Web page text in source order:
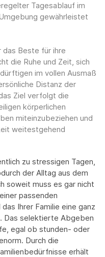
Tagesablauf im
gewährleistet
das Beste für ihre
die Ruhe und Zeit, sich
im vollen Ausmaß
Distanz der
Ziel verfolgt die
körperlichen
miteinzubeziehen und
weitestgehend
zu stressigen Tagen,
der Alltag aus dem
soweit muss es gar nicht
passenden
Ihrer Familie eine ganz
Das selektierte Abgeben
egal ob stunden- oder
Durch die
erhält